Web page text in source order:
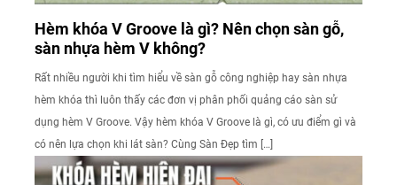
Hèm khóa V Groove là gì? Nên chọn sàn gỗ,
sàn nhựa hèm V không?
Rất nhiều người khi tìm hiểu về sàn gỗ công nghiệp hay sàn nhựa
hèm khóa thì luôn thấy các đơn vị phân phối quảng cáo sàn sử
dụng hèm V Groove. Vậy hèm khóa V Groove là gì, có ưu điểm gì và
có nên lựa chọn khi lát sàn? Cùng Sàn Đẹp tìm […]